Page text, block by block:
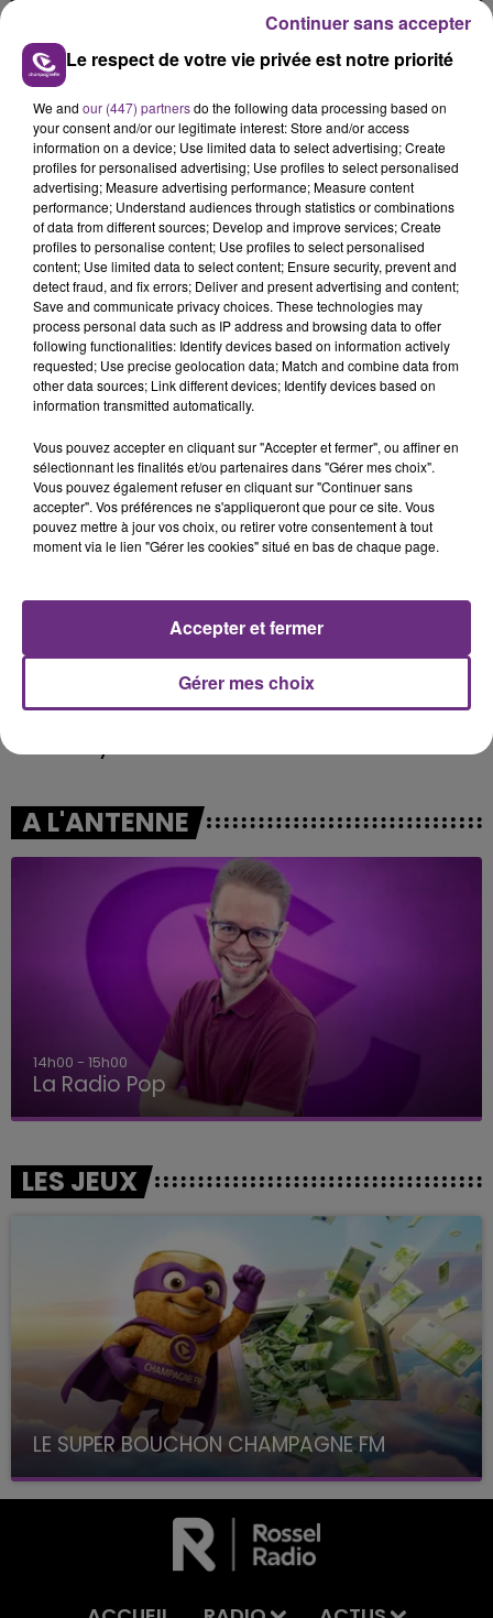
L'INSPECTION DU TRAVAIL RAPPELLE À
L'ORDRE SUR LES CONDITIONS DE...
Alors que les dates de début des vendange 2026
l'inspection du Travail en profite pour rappeler
les conditions de...
TITRES DIFFUSÉS
4h39
4h39
Homeless
4h35
4h35
Save Me Tonight
4h33
4h33 4h29
4h29
A L'ANTENNE
14h00 - 15h00
La Radio Pop
LES JEUX
LE SUPER BOUCHON CHAMPAGNE FM
avec La Famille Champagne FM, à 8H10
Le respect de votre vie privée est notre priorité
We and our (447) partnersdo the following data processing based on
your consent and/or our legitimate interest: Store and/or access
information on a device; Use limited data to select advertising; Create
profiles for personalised advertising; Use profiles to select personalised
advertising; Measure advertising performance; Measure content
performance; Understand audiences through statistics or combinations
of data from different sources; Develop and improve services; Create
profiles to personalise content; Use profiles to select personalised
content; Use limited data to select content; Ensure security, prevent and
detect fraud, and fix errors; Deliver and present advertising and content;
Save and communicate privacy choices. These technologies may
process personal data such as IP address and browsing data to offer
following functionalities: Identify devices based on information actively
requested; Use precise geolocation data; Match and combine data from
other data sources; Link different devices; Identify devices based on
information transmitted automatically.
Vous pouvez accepter en cliquant sur "Accepter et fermer", ou affiner en
sélectionnant les finalités et/ou partenaires dans "Gérer mes choix".
Vous pouvez également refuser en cliquant sur "Continuer sans
accepter". Vos préférences ne s'appliqueront que pour ce site. Vous
pouvez mettre à jour vos choix, ou retirer votre consentement à tout
moment via le lien "Gérer les cookies" situé en bas de chaque page.
Gérer mes choix
Accepter et fermer
Continuer sans accepter